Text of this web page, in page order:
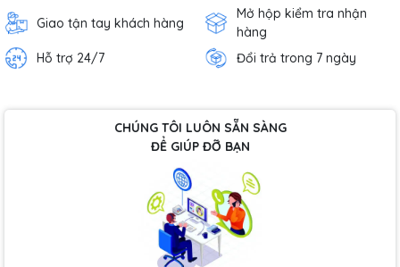
Giao tận tay khách hàng
Mở hộp kiểm tra nhận
hàng
Hỗ trợ 24/7
Đổi trả trong 7 ngày
CHÚNG TÔI LUÔN SẴN SÀNG
ĐỂ GIÚP ĐỠ BẠN